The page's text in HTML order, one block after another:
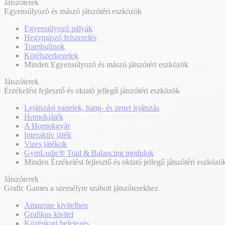
Játszóterek
Egyensúlyozó és mászó játszótéri eszközök
Egyensúlyozó pályák
Hegymászó felszerelés
Trambulinok
Kötélszerkezetek
Minden Egyensúlyozó és mászó játszótéri eszközök
Játszóterek
Érzékelést fejlesztő és oktató jellegű játszótéri eszközök
Lejátszási panelek, hang- és zenei lejátszás
Homokjáték
A Homokgyár
Interaktív játék
Vizes játékok
GymLudic® Trail & Balancing modulok
Minden Érzékelést fejlesztő és oktató jellegű játszótéri
Játszóterek
Grafic Games a személyre szabott játszóterekhez
Amazone kivitelben
Grafikus kivitel
Középkori befejezés